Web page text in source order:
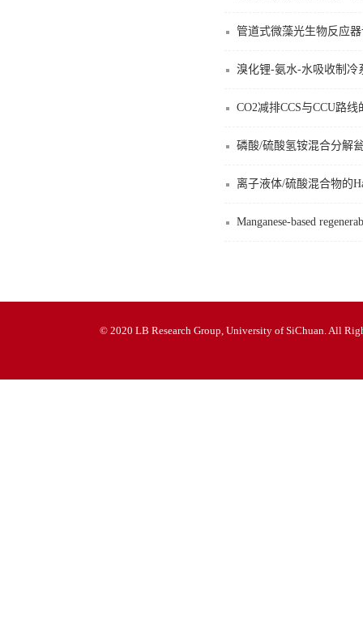
管道式微藻光生物反应
溴化锂-氨水-水吸收制冷
CO2减排CCS与CCU路
磷酸/硫酸氢铵混合分解
离子液体/硫酸混合物的
Manganese-based
© 2020 LB Research Group, University of SiChuan. All